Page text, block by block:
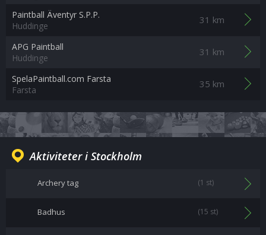
Paintball Äventyr S.P.P.
Huddinge
31 km
APG Paintball
Huddinge
31 km
SpelaPaintball.com Farsta
Farsta
35 km
Aktiviteter i Stockholm
Archery tag (1 st)
Badhus (15 st)